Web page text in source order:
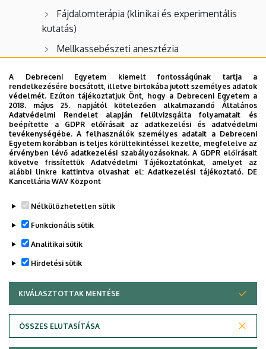
A Debreceni Egyetem kiemelt fontosságúnak tartja a
rendelkezésére bocsátott, illetve birtokába jutott személyes adatok
védelmét. Ezúton tájékoztatjuk Önt, hogy a Debreceni Egyetem a
2018. május 25. napjától kötelezően alkalmazandó Általános
Adatvédelmi Rendelet alapján felülvizsgálta folyamatait és
beépítette a GDPR előírásait az adatkezelési és adatvédelmi
tevékenységébe. A felhasználók személyes adatait a Debreceni
Egyetem korábban is teljes körültekintéssel kezelte, megfelelve az
érvényben lévő adatkezelési szabályozásoknak. A GDPR előírásait
követve frissítettük Adatvédelmi Tájékoztatónkat, amelyet az
alábbi linkre kattintva olvashat el:Adatkezelési tájékoztató. DE
Kancellária WAV Központ
Nélkülözhetetlen sütik
Funkcionális sütik
Analitikai sütik
Hirdetési sütik
KIVÁLASZTOTTAK MENTÉSE
ÖSSZES ELUTASÍTÁSA
WITHDRAW CONSENT
Fájdalomterápia (klinikai és experimentális
kutatás)
Mellkassebészeti anesztézia
experimentális)
Szepszis (klinikai és experimentális kutatás)
Szívsebészeti anesztézia
Szuggesztiók alkalmazása az anesztéziában
https://aitt.unideb.hu/node/667
Legutóbb frissítve: 2025. 04. 09. 14:26
Adatvédelem